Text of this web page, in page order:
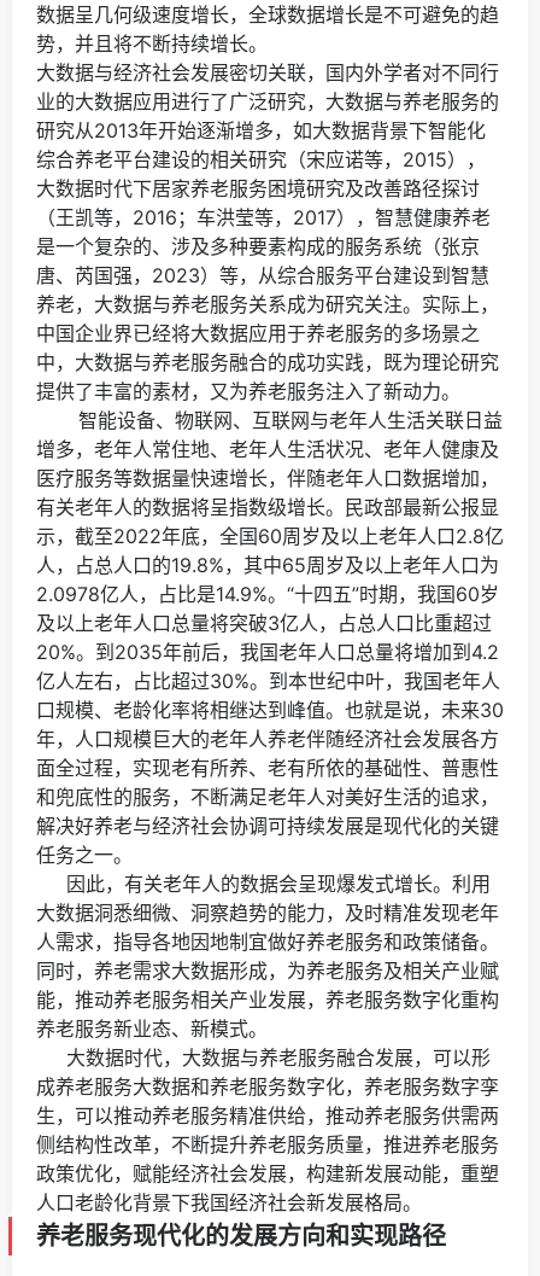
数据呈几何级速度增长，全球数据增长是不可避免的趋
势，并且将不断持续增长。
大数据与经济社会发展密切关联，国内外学者对不同行
业的大数据应用进行了广泛研究，大数据与养老服务的
研究从2013年开始逐渐增多，如大数据背景下智能化
综合养老平台建设的相关研究（宋应诺等，2015），
大数据时代下居家养老服务困境研究及改善路径探讨
（王凯等，2016；车洪莹等，2017），智慧健康养老
是一个复杂的、涉及多种要素构成的服务系统（张京
唐、芮国强，2023）等，从综合服务平台建设到智慧
养老，大数据与养老服务关系成为研究关注。实际上，
中国企业界已经将大数据应用于养老服务的多场景之
中，大数据与养老服务融合的成功实践，既为理论研究
提供了丰富的素材，又为养老服务注入了新动力。
智能设备、物联网、互联网与老年人生活关联日益
增多，老年人常住地、老年人生活状况、老年人健康及
医疗服务等数据量快速增长，伴随老年人口数据增加，
有关老年人的数据将呈指数级增长。民政部最新公报显
示，截至2022年底，全国60周岁及以上老年人口2.8亿
人，占总人口的19.8%，其中65周岁及以上老年人口为
2.0978亿人，占比是14.9%。“十四五”时期，我国60岁
及以上老年人口总量将突破3亿人，占总人口比重超过
20%。到2035年前后，我国老年人口总量将增加到4.2
亿人左右，占比超过30%。到本世纪中叶，我国老年人
口规模、老龄化率将相继达到峰值。也就是说，未来30
年，人口规模巨大的老年人养老伴随经济社会发展各方
面全过程，实现老有所养、老有所依的基础性、普惠性
和兜底性的服务，不断满足老年人对美好生活的追求，
解决好养老与经济社会协调可持续发展是现代化的关键
任务之一。
因此，有关老年人的数据会呈现爆发式增长。利用
大数据洞悉细微、洞察趋势的能力，及时精准发现老年
人需求，指导各地因地制宜做好养老服务和政策储备。
同时，养老需求大数据形成，为养老服务及相关产业赋
能，推动养老服务相关产业发展，养老服务数字化重构
养老服务新业态、新模式。
大数据时代，大数据与养老服务融合发展，可以形
成养老服务大数据和养老服务数字化，养老服务数字孪
生，可以推动养老服务精准供给，推动养老服务供需两
侧结构性改革，不断提升养老服务质量，推进养老服务
政策优化，赋能经济社会发展，构建新发展动能，重塑
人口老龄化背景下我国经济社会新发展格局。
养老服务现代化的发展方向和实现路径